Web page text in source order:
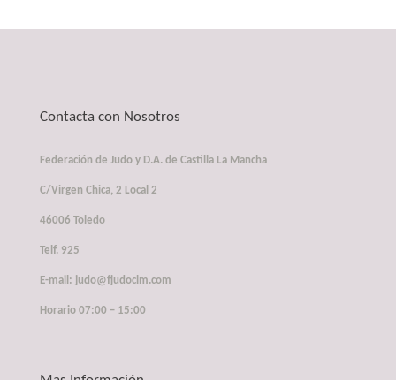
Contacta con Nosotros
Federación de Judo y D.A. de Castilla La Mancha
C/Virgen Chica, 2 Local 2
46006 Toledo
Telf. 925
E-mail: judo@fjudoclm.com
Horario 07:00 – 15:00